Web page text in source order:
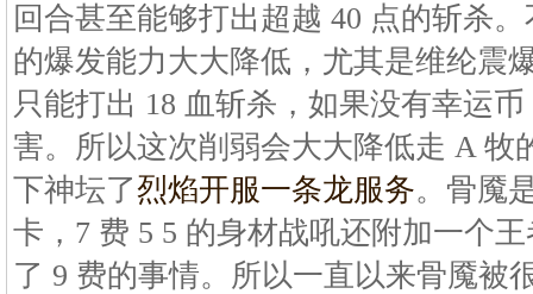
回合甚至能够打出超越 40 点的斩杀
的爆发能力大大降低，尤其是维纶震
只能打出 18 血斩杀，如果没有幸运
害。所以这次削弱会大大降低走 A 牧
下神坛了烈焰开服一条龙服务。骨魇
卡，7 费 5 5 的身材战吼还附加一个
了 9 费的事情。所以一直以来骨魇被